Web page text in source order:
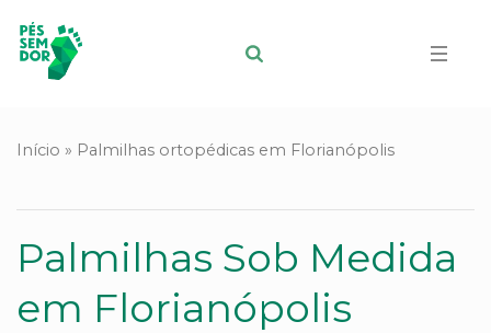
Início » Palmilhas ortopédicas em Florianópolis
Palmilhas Sob Medida
em Florianópolis